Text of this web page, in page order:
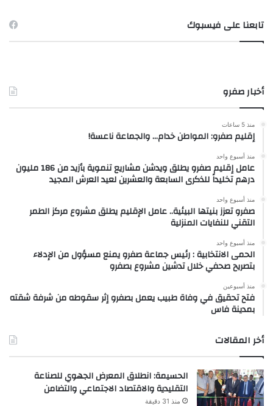
تابعنا على فيسبوك
أخبار صفرو
منذ 5 ساعات
إقليم صفرو: المواطن خدام… والجماعة ناعسة!
منذ أسبوع واحد
عامل إقليم صفرو يطلق ويدشن مشاريع تنموية بأزيد من 186 مليون
درهم تخليداً للذكرى السابعة والعشرين لعيد العرش المجيد
منذ أسبوع واحد
صفرو تعزز بنيتها البيئية.. عامل الإقليم يطلق مشروع مركز الطمر
التقني للنفايات المنزلية
منذ أسبوع واحد
الحمى الانتخابية : رئيس جماعة صفرو يمنع مسؤول من الإدلاء
بتصريح صحفي خلال تدشين مشروع بصفرو
منذ أسبوعين
فتح تحقيق في وفاة طبيب يعمل بصفرو إثر سقوطه من شرفة شقته
بمدينة فاس
أخر المقالات
الحسيمة: انطلاق المعرض الجهوي للصناعة
التقليدية والاقتصاد الاجتماعي والتضامن
منذ 31 دقيقة